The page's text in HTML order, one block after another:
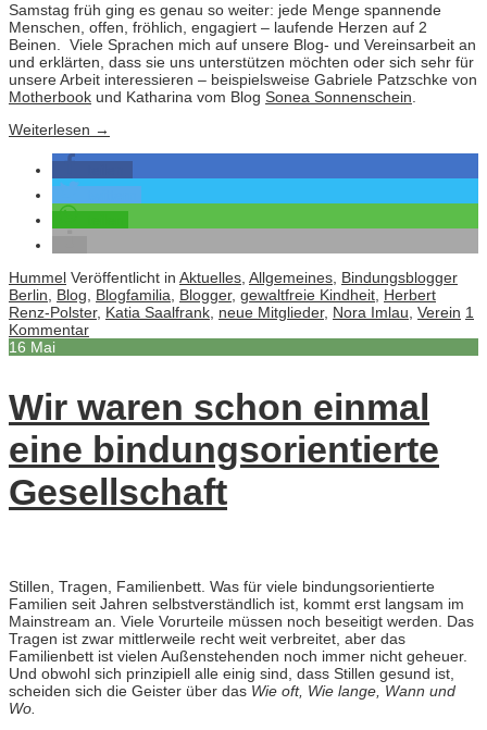
Samstag früh ging es genau so weiter: jede Menge spannende
Menschen, offen, fröhlich, engagiert – laufende Herzen auf 2
Beinen. Viele Sprachen mich auf unsere Blog- und Vereinsarbeit an
und erklärten, dass sie uns unterstützen möchten oder sich sehr für
unsere Arbeit interessieren – beispielsweise Gabriele Patzschke von
Motherbook und Katharina vom Blog Sonea Sonnenschein.
Weiterlesen →
Hummel Veröffentlicht in Aktuelles, Allgemeines, Bindungsblogger
Berlin, Blog, Blogfamilia, Blogger, gewaltfreie Kindheit, Herbert
Renz-Polster, Katia Saalfrank, neue Mitglieder, Nora Imlau, Verein 1
Kommentar
16 Mai
Wir waren schon einmal
eine bindungsorientierte
Gesellschaft
Stillen, Tragen, Familienbett. Was für viele bindungsorientierte
Familien seit Jahren selbstverständlich ist, kommt erst langsam im
Mainstream an. Viele Vorurteile müssen noch beseitigt werden. Das
Tragen ist zwar mittlerweile recht weit verbreitet, aber das
Familienbett ist vielen Außenstehenden noch immer nicht geheuer.
Und obwohl sich prinzipiell alle einig sind, dass Stillen gesund ist,
scheiden sich die Geister über das Wie oft, Wie lange, Wann und
Wo.